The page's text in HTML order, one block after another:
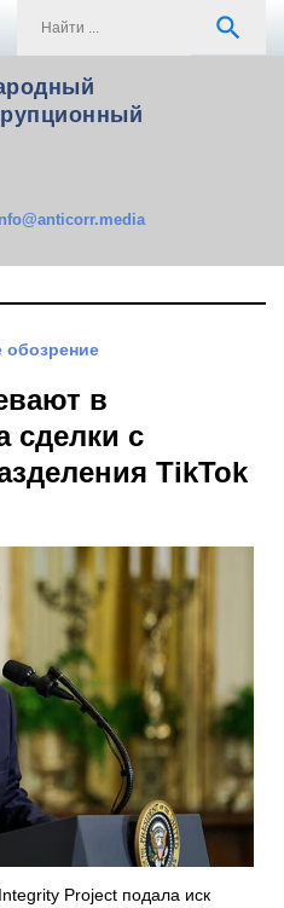
search
обозрение
в
сделки с
TikTok
Project подала иск